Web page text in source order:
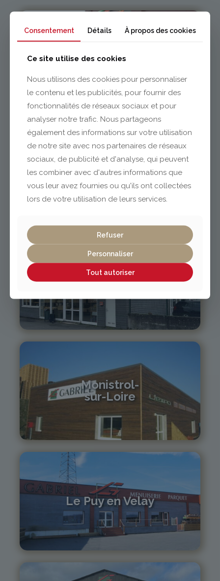
Issoire
04 73 55 06 09
contact@gabriel-sa.fr
Clermont-Ferrand
04 73 42 18 38
Vichy / Cusset
04 70 97 56 39
cusset@gabriel-sa.fr
Monistrol-
sur-Loire
monistrol@gabriel-sa.fr
Le Puy en Velay
04 71 01 13 30
lepuy@gabriel-sa.fr
Consentement Détails À propos des cookies
Ce site utilise des cookies
Nous utilisons des cookies pour personnaliser
le contenu et les publicités, pour fournir des
fonctionnalités de réseaux sociaux et pour
analyser notre trafic. Nous partageons
également des informations sur votre utilisation
de notre site avec nos partenaires de réseaux
sociaux, de publicité et d'analyse, qui peuvent
les combiner avec d'autres informations que
vous leur avez fournies ou qu'ils ont collectées
lors de votre utilisation de leurs services.
Refuser
Personnaliser
Tout autoriser